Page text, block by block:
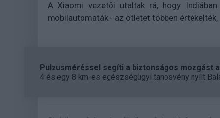
A Xiaomi vezetői utaltak rá, hogy
mobilautomaták - az ötletet többen
Pulzusméréssel segíti a biztonságos mozgást
4 és egy 8 km-es egészségügyi tanösvény nyílt